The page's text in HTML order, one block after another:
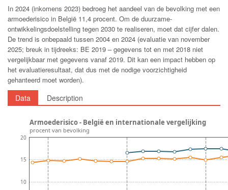
In 2024 (inkomens 2023) bedroeg het aandeel van de bevolking met een
armoederisico in België 11,4 procent. Om de duurzame-
ontwikkelingsdoelstelling tegen 2030 te realiseren, moet dat cijfer dalen.
De trend is onbepaald tussen 2004 en 2024 (evaluatie van november
2025; breuk in tijdreeks: BE 2019 – gegevens tot en met 2018 niet
vergelijkbaar met gegevens vanaf 2019. Dit kan een impact hebben op
het evaluatieresultaat, dat dus met de nodige voorzichtigheid
gehanteerd moet worden).
Data Description
10
15
20
Armoederisico - België en internationale vergelijking
procent van bevolking